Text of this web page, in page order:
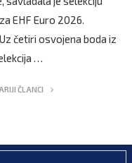
EHF Euro 2026.
četiri osvojena boda iz
…
ČLANCI